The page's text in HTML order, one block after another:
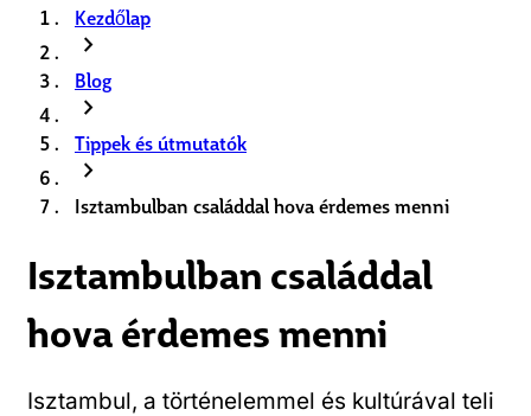
Kezdőlap
chevron_right
Blog
chevron_right
Tippek és útmutatók
chevron_right
Isztambulban családdal hova érdemes menni
Isztambulban családdal
hova érdemes menni
Isztambul, a történelemmel és kultúrával teli